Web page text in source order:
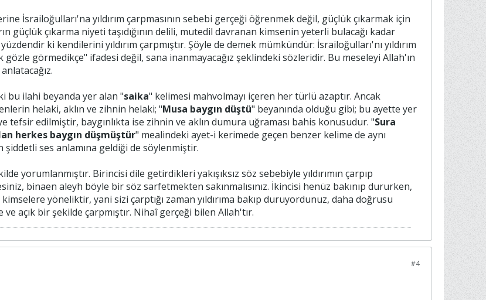
İsrailoğulları'na yıldırım çarpmasının sebebi gerçeği öğrenmek değil, güçlük çıkarmak için
güçlük çıkarma niyeti taşıdığının delili, mutedil davranan kimsenin yeterli bulacağı kadar
ki kendilerini yıldırım çarpmıştır. Şöyle de demek mümkündür: İsrailoğulları'nı yıldırım
gözle görmedikçe" ifadesi değil, sana inanmayacağız şeklindeki sözleridir. Bu meseleyi Allah'ın
bu ilahi beyanda yer alan "saika" kelimesi mahvolmayı içeren her türlü azaptır. Ancak
helaki, aklın ve zihnin helaki; "Musa baygın düştü" beyanında olduğu gibi; bu ayette yer
tefsir edilmiştir, baygınlıkta ise zihnin ve aklın dumura uğraması bahis konusudur. "Sura
herkes baygın düşmüştür" mealindeki ayet-i kerimede geçen benzer kelime de aynı
şiddetli ses anlamına geldiği de söylenmiştir.
yorumlanmıştır. Birincisi dile getirdikleri yakışıksız söz sebebiyle yıldırımın çarpıp
binaen aleyh böyle bir söz sarfetmekten sakınmalısınız. İkincisi henüz bakınıp dururken,
kimselere yöneliktir, yani sizi çarptığı zaman yıldırıma bakıp duruyordunuz, daha doğrusu
ve açık bir şekilde çarpmıştır. Nihaî gerçeği bilen Allah'tır.
#4